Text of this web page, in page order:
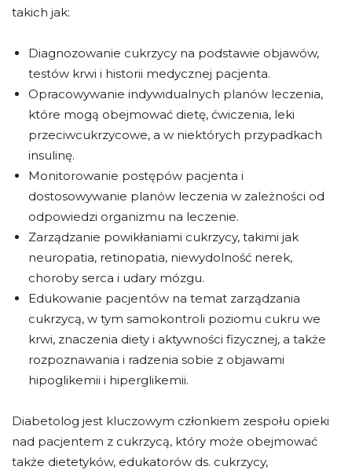
takich jak:
Diagnozowanie cukrzycy na podstawie objawów,
testów krwi i historii medycznej pacjenta.
Opracowywanie indywidualnych planów leczenia,
które mogą obejmować dietę, ćwiczenia, leki
przeciwcukrzycowe, a w niektórych przypadkach
insulinę.
Monitorowanie postępów pacjenta i
dostosowywanie planów leczenia w zależności od
odpowiedzi organizmu na leczenie.
Zarządzanie powikłaniami cukrzycy, takimi jak
neuropatia, retinopatia, niewydolność nerek,
choroby serca i udary mózgu.
Edukowanie pacjentów na temat zarządzania
cukrzycą, w tym samokontroli poziomu cukru we
krwi, znaczenia diety i aktywności fizycznej, a także
rozpoznawania i radzenia sobie z objawami
hipoglikemii i hiperglikemii.
Diabetolog jest kluczowym członkiem zespołu opieki
nad pacjentem z cukrzycą, który może obejmować
także dietetyków, edukatorów ds. cukrzycy,